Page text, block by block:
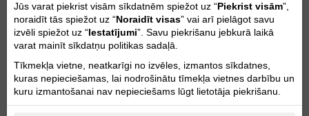
1981
Sāk ražot pirmos 125cc motokrosa
motociklus ar ūdens dzesēšanas sistēmu.
Motocrosa motociklu modeļi tiek uzlaboti
arPro Leveraizmugurējo amortizāciju.
Kompānija izveido tās pirmo četrtaktu
dzinēju ar ūdens dzesēšanas sistēmu
1986
KTM kļūst par pirmo ražotāju, kas piedāvā
priekšējo un aizmugurējo bremžu diskus
Jūs varat piekrist visām sīkdatnēm spiežot uz “Piekrist visām”,
noraidīt tās spiežot uz “Noraidīt visas” vai arī pielāgot savu
izvēli spiežot uz “Iestatījumi”. Savu piekrišanu jebkurā laikā
varat mainīt sīkdatņu politikas sadaļā.
Tīkmekļa vietne, neatkarīgi no izvēles, izmantos sīkdatnes,
kuras nepieciešamas, lai nodrošinātu tīmekļa vietnes darbību un
kuru izmantošanai nav nepieciešams lūgt lietotāja piekrišanu.